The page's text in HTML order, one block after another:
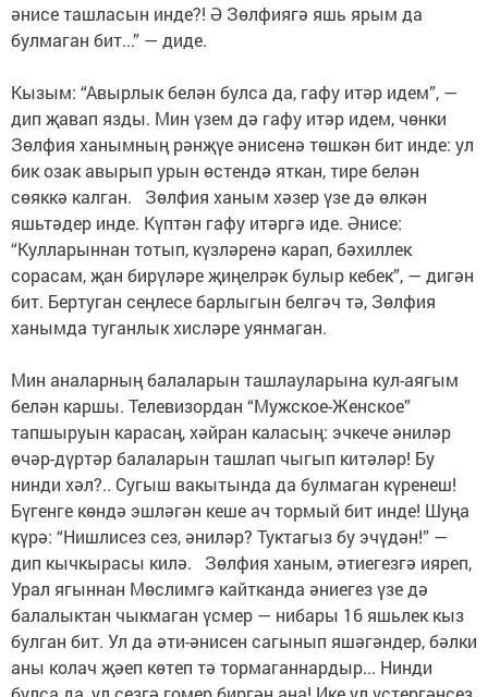
әнисе ташласын инде?! Ә Зөлфиягә яшь ярым да
булмаган бит...” — диде. ⠀
Кызым: “Авырлык бе­лән булса да, гафу итәр идем”, —
дип җавап яз­ды. Мин үзем дә гафу итәр идем, чөнки
Зөлфия ханымның рәнҗүе әнисенә төшкән бит инде: ул
бик озак авырып урын өстендә яткан, тире бе­лән
сөяккә калган. Зөлфия ханым хәзер үзе дә өлкән
яшьтәдер инде. Күптән гафу итәргә иде. Әнисе:
“Кулларыннан тотып, күзләренә карап, бәхиллек
сорасам, җан бирүләре җиңелрәк булыр кебек”, — дигән
бит. Бертуган сеңлесе бар­лыгын белгәч тә, Зөлфия
ханымда туганлык хисләре уянмаган. ⠀
Мин аналарның балаларын ташлауларына кул-аягым
белән каршы. Телевизордан “Мужское-Женское”
тапшыруын карасаң, хәйран каласың: эчкече әниләр
өчәр-дүртәр балаларын ташлап чыгып китәләр! Бу
нинди хәл?.. Сугыш вакытында да булмаган күренеш!
Бүгенге көндә эшләгән кеше ач тормый бит инде! Шуңа
күрә: “Нишлисез сез, әниләр? Туктагыз бу эчүдән!” —
дип кычкырасы килә. Зөлфия ханым, әтиегезгә ияреп,
Урал ягыннан Мөслимгә кайтканда әниегез үзе дә
балалыктан чыкмаган үсмер — нибары 16 яшьлек кыз
булган бит. Ул да әти-әнисен сагынып яшәгәндер, бәлки
аны колач җәеп көтеп тә тормаганнардыр... Нинди